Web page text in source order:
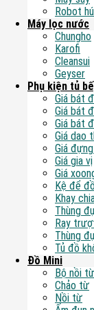
Robot
Máy lọc nước
Chungho
Karofi
Cleansui
Geyser
Phụ kiện tủ
Giá bát
Giá bát
Giá bát
Giá dao
Giá
Giá gia vị
Giá
Kệ để
Khay
Thùng
Ray
Thùng
Tủ đồ
Đồ Mini
Bộ nồi từ
Chảo từ
Nồi từ